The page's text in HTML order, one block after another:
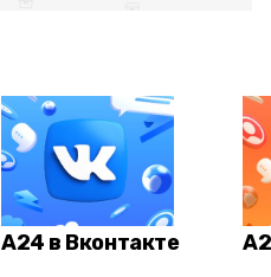
А24 в Вконтакте